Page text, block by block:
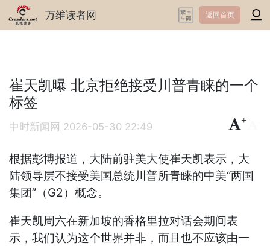
万维读者网 返回首页
崔天凯曝 北京拒绝接受川普青睐的一个
标签
中时新闻网 2026-05-30 22:49
+
根据彭博报道，大陆前驻美大使崔天凯表示，大
陆领导层不接受美国总统川普所青睐的中美“两国
集团”（G2）概念。
崔天凯周六在新加坡的香格里拉对话会期间表
示，我们认为这个世界并非，而且也不应该由一